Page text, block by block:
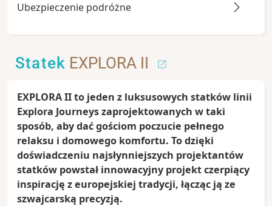
Ubezpieczenie podróżne
Statek EXPLORA II
EXPLORA II to jeden z luksusowych statków linii
Explora Journeys zaprojektowanych w taki
sposób, aby dać gościom poczucie pełnego
relaksu i domowego komfortu. To dzięki
doświadczeniu najsłynniejszych projektantów
statków powstał innowacyjny projekt czerpiący
inspirację z europejskiej tradycji, łącząc ją ze
szwajcarską precyzją.